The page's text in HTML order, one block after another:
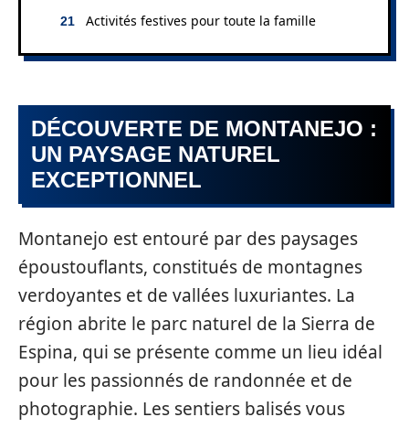
Activités festives pour toute la famille
DÉCOUVERTE DE MONTANEJO :
UN PAYSAGE NATUREL
EXCEPTIONNEL
Montanejo est entouré par des paysages
époustouflants, constitués de montagnes
verdoyantes et de vallées luxuriantes. La
région abrite le parc naturel de la Sierra de
Espina, qui se présente comme un lieu idéal
pour les passionnés de randonnée et de
photographie. Les sentiers balisés vous